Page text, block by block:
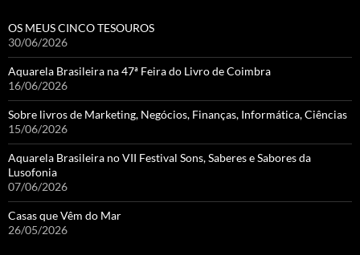
OS MEUS CINCO TESOUROS
30/06/2026
Aquarela Brasileira na 47ª Feira do Livro de Coimbra
16/06/2026
Sobre livros de Marketing, Negócios, Finanças, Informática, Ciências
15/06/2026
Aquarela Brasileira no VII Festival Sons, Saberes e Sabores da
Lusofonia
07/06/2026
Casas que Vêm do Mar
26/05/2026